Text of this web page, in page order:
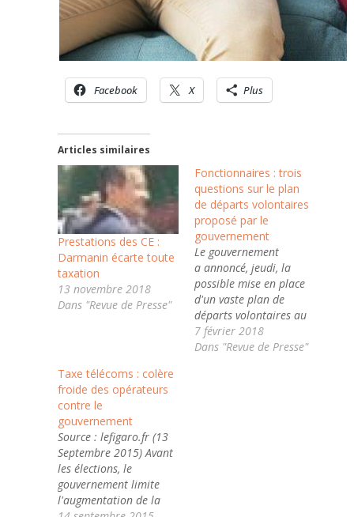
Facebook X Plus
Articles similaires
Prestations des CE :
Darmanin écarte toute
taxation
13 novembre 2018
Dans "Revue de Presse"
Fonctionnaires : trois
questions sur le plan
de départs volontaires
proposé par le
gouvernement
Le gouvernement
a annoncé, jeudi, la
possible mise en place
d'un vaste plan de
départs volontaires au
sein de la fonction
publique, afin
7 février 2018
Dans "Revue de Presse"
Taxe télécoms : colère
froide des opérateurs
contre le
gouvernement
Source : lefigaro.fr (13
Septembre 2015) Avant
les élections, le
gouvernement limite
l'augmentation de la